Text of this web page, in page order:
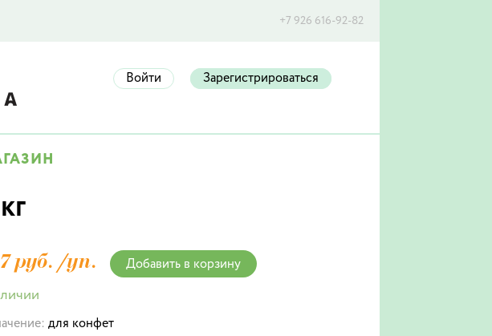
+7 926 616-92-82
Войти Зарегистрироваться
руб./уп. Добавить в корзину
для конфет